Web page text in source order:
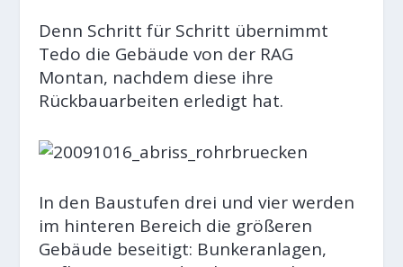
Denn Schritt für Schritt übernimmt
Tedo die Gebäude von der RAG
Montan, nachdem diese ihre
Rückbauarbeiten erledigt hat.
In den Baustufen drei und vier werden
im hinteren Bereich die größeren
Gebäude beseitigt: Bunkeranlagen,